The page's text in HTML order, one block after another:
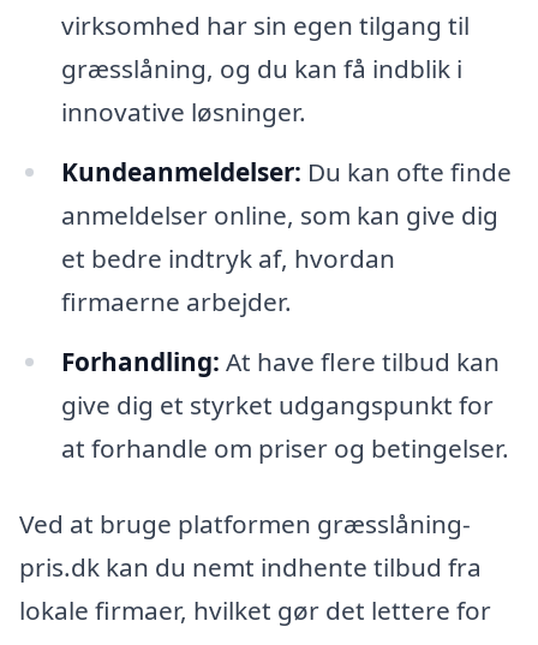
virksomhed har sin egen tilgang til
græsslåning, og du kan få indblik i
innovative løsninger.
Kundeanmeldelser: Du kan ofte finde
anmeldelser online, som kan give dig
et bedre indtryk af, hvordan
firmaerne arbejder.
Forhandling: At have flere tilbud kan
give dig et styrket udgangspunkt for
at forhandle om priser og betingelser.
Ved at bruge platformen græsslåning-
pris.dk kan du nemt indhente tilbud fra
lokale firmaer, hvilket gør det lettere for